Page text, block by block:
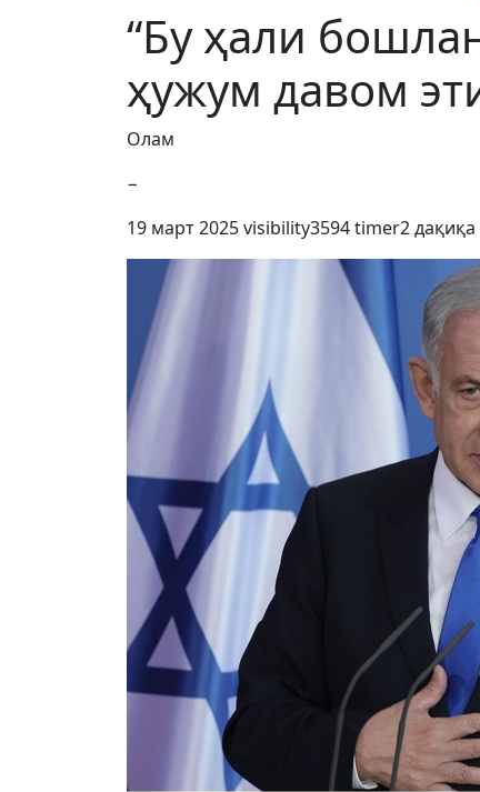
“Бу ҳали
ҳужум давом
Олам
−
19 март 2025visibility3594timer2 дақиқа